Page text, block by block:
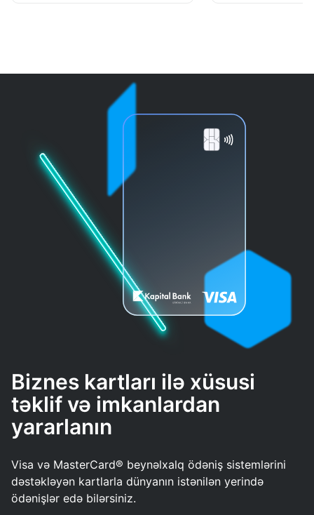
Biznes kartları ilə xüsusi
təklif və imkanlardan
yararlanın
Visa və MasterCard® beynəlxalq ödəniş sistemlərini
dəstəkləyən kartlarla dünyanın istənilən yerində
ödənişlər edə bilərsiniz.